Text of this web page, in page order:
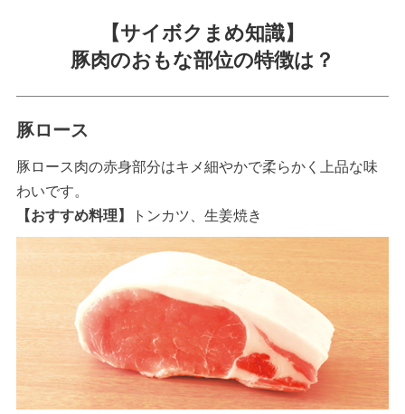
【サイボクまめ知識】
豚肉のおもな部位の特徴は？
豚ロース
豚ロース肉の赤身部分はキメ細やかで柔らかく上品な味
わいです。
【おすすめ料理】
トンカツ、生姜焼き